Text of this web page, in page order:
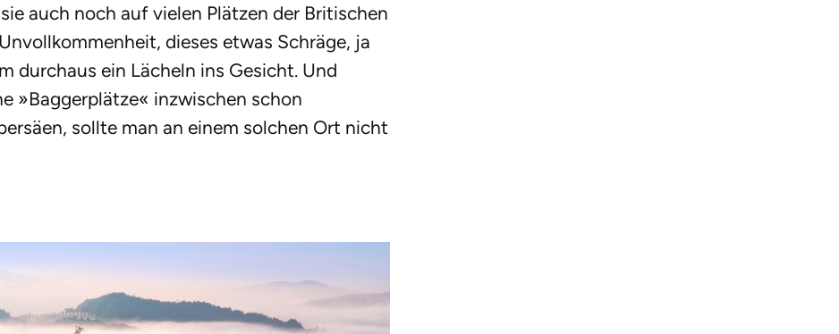
auch noch auf vielen Plätzen der Britischen
dieses etwas Schräge, ja
durchaus ein Lächeln ins Gesicht. Und
»Baggerplätze« inzwischen schon
sollte man an einem solchen Ort nicht